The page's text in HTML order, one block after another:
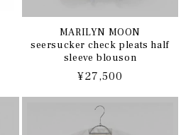
MARILYN MOON
seersucker check pleats half
sleeve blouson
通
常
格
¥27,500